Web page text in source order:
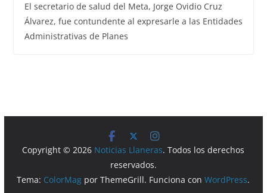
El secretario de salud del Meta, Jorge Ovidio Cruz
Álvarez, fue contundente al expresarle a las Entidades
Administrativas de Planes
Copyright © 2026 Noticias Llaneras. Todos los derechos
reservados.
Tema: ColorMag por ThemeGrill. Funciona conWordPress.